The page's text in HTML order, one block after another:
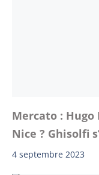
Mercato : Hugo
Nice ? Ghisolfi
4 septembre 2023